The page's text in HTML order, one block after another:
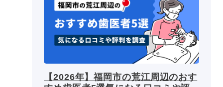
【2026年】福岡市の荒江周辺のおす